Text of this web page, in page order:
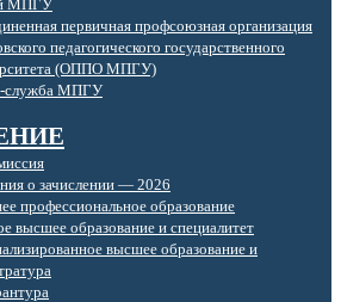
МПГУ
первичная профсоюзная организация
педагогического государственного
(ОППО МПГУ)
служба МПГУ
о зачислении — 2026
профессиональное образование
высшее образование и специалитет
высшее образование и